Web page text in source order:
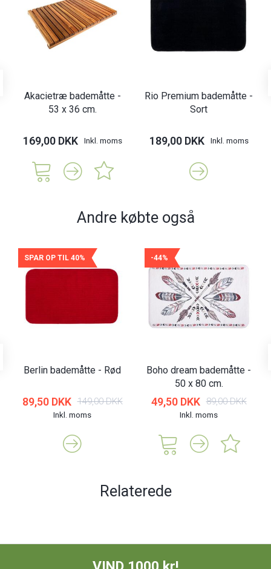
Akacietræ bademåtte -
53 x 36 cm.
169,00 DKK Inkl. moms
Rio Premium bademåtte -
Sort
189,00 DKK Inkl. moms
Andre købte også
SPAR OP TIL 40%
Berlin bademåtte - Rød
89,50 DKK 149,00 DKK
Inkl. moms
-44%
Boho dream bademåtte -
50 x 80 cm.
49,50 DKK 89,00 DKK
Inkl. moms
Relaterede